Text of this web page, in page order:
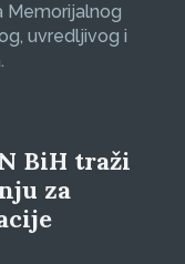
Memorijalnog
uvredljivog i
BiH traži
za